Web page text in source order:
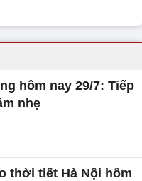
hôm nay 29/7: Tiếp
nhẹ
thời tiết Hà Nội hôm